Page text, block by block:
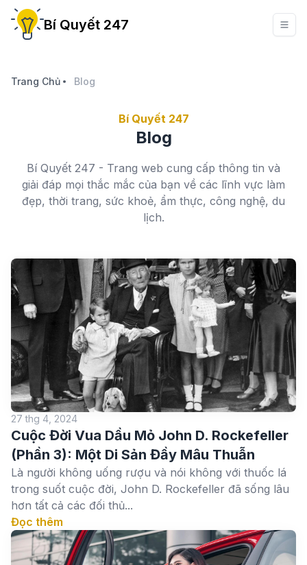
Bí Quyết 247
Trang Chủ Blog
Bí Quyết 247
Blog
Bí Quyết 247 - Trang web cung cấp thông tin và
giải đáp mọi thắc mắc của bạn về các lĩnh vực làm
đẹp, thời trang, sức khoẻ, ẩm thực, công nghệ, du
lịch.
27 thg 4, 2024
Cuộc Đời Vua Dầu Mỏ John D. Rockefeller
(Phần 3): Một Di Sản Đầy Mâu Thuẫn
Là người không uống rượu và nói không với thuốc lá
trong suốt cuộc đời, John D. Rockefeller đã sống lâu
hơn tất cả các đối thủ...
Đọc thêm